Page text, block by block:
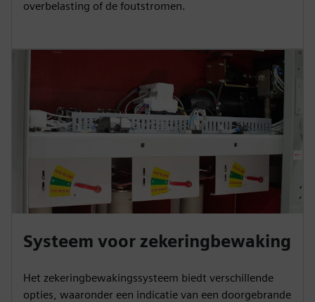
overbelasting of de foutstromen.
Systeem voor zekeringbewaking
Het zekeringbewakingssysteem biedt verschillende
opties, waaronder een indicatie van een doorgebrande